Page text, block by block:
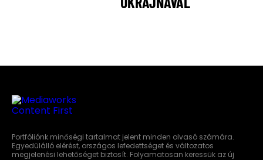
Portfóliónk minőségi tartalmat jelent minden olvasó számára.
Egyedülálló elérést, országos lefedettséget és változatos
megjelenési lehetőséget biztosít. Folyamatosan keressük az új